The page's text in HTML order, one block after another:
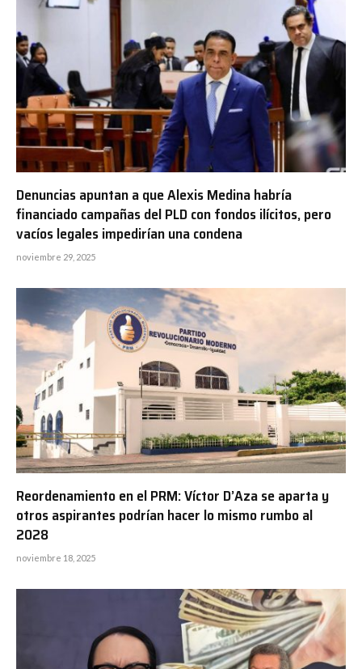
Denuncias apuntan a que Alexis Medina habría
financiado campañas del PLD con fondos ilícitos, pero
vacíos legales impedirían una condena
noviembre 29, 2025
Reordenamiento en el PRM: Víctor D’Aza se aparta y
otros aspirantes podrían hacer lo mismo rumbo al
2028
noviembre 18, 2025